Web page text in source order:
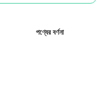
পণ্যের বর্ণনা